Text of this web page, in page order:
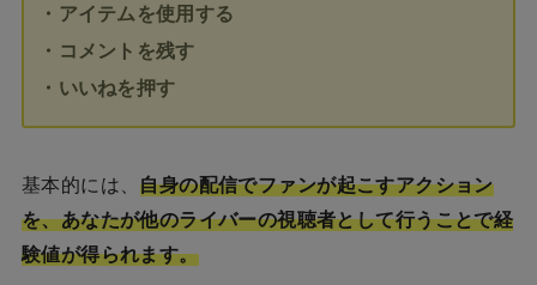
・アイテムを使用する
・コメントを残す
・いいねを押す
基本的には、 自身の配信でファンが起こすアクション
を、あなたが他のライバーの視聴者として行うことで経
験値が得られます。